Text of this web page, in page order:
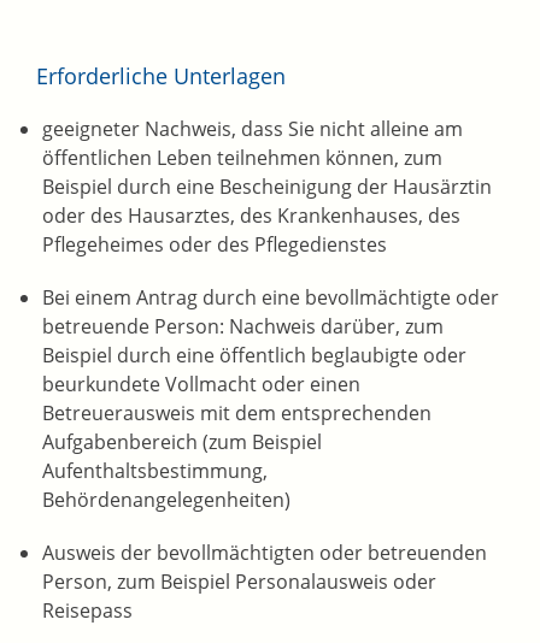
Erforderliche Unterlagen
geeigneter Nachweis, dass Sie nicht alleine am
öffentlichen Leben teilnehmen können, zum
Beispiel durch eine Bescheinigung der Hausärztin
oder des Hausarztes, des Krankenhauses, des
Pflegeheimes oder des Pflegedienstes
Bei einem Antrag durch eine bevollmächtigte oder
betreuende Person: Nachweis darüber, zum
Beispiel durch eine öffentlich beglaubigte oder
beurkundete Vollmacht oder einen
Betreuerausweis mit dem entsprechenden
Aufgabenbereich (zum Beispiel
Aufenthaltsbestimmung,
Behördenangelegenheiten)
Ausweis der bevollmächtigten oder betreuenden
Person, zum Beispiel Personalausweis oder
Reisepass